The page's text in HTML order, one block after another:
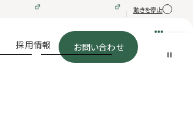
動きを停止
採用情報 お問い合わせ